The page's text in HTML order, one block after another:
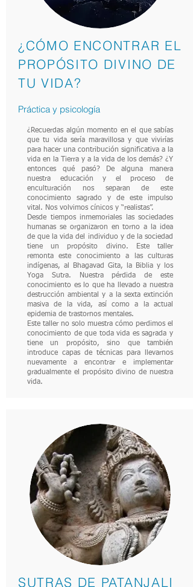
¿CÓMO ENCONTRAR EL
PROPÓSITO DIVINO DE
TU VIDA?
Práctica y psicología
¿Recuerdas algún momento en el que sabías
que tu vida sería maravillosa y que vivirías
para hacer una contribución significativa a la
vida en la Tierra y a la vida de los demás? ¿Y
entonces qué pasó? De alguna manera
nuestra educación y el proceso de
enculturación nos separan de este
conocimiento sagrado y de este impulso
vital. Nos volvimos cínicos y “realistas”.
Desde tiempos inmemoriales las sociedades
humanas se organizaron en torno a la idea
de que la vida del individuo y de la sociedad
tiene un propósito divino. Este taller
remonta este conocimiento a las culturas
indígenas, al Bhagavad Gita, la Biblia y los
Yoga Sutra. Nuestra pérdida de este
conocimiento es lo que ha llevado a nuestra
destrucción ambiental y a la sexta extinción
masiva de la vida, así como a la actual
epidemia de trastornos mentales.
Este taller no solo muestra cómo perdimos el
conocimiento de que toda vida es sagrada y
tiene un propósito, sino que también
introduce capas de técnicas para llevarnos
nuevamente a encontrar e implementar
gradualmente el propósito divino de nuestra
vida.
SUTRAS DE PATANJALI